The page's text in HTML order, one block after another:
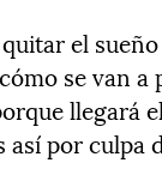
el
se van
llegará
por culpa